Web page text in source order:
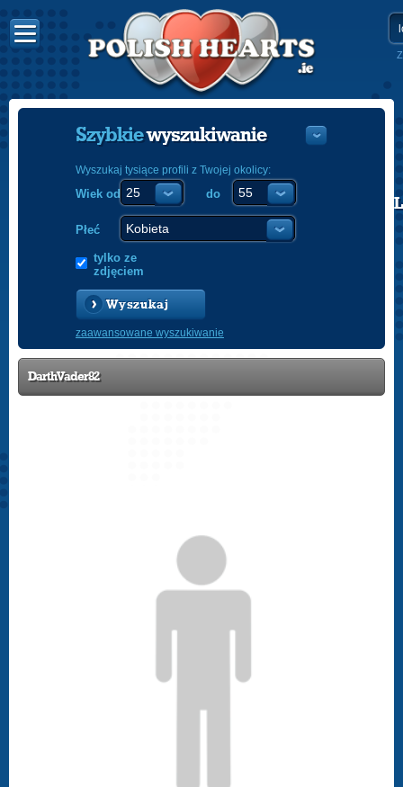
POLISH
Szybkiewyszukiwanie
Wyszukaj tysiące profili z Twojej okolicy:
Wiek od do
Płeć
tylko ze
zdjęciem
Wyszukaj
zaawansowane wyszukiwanie
DarthVader82